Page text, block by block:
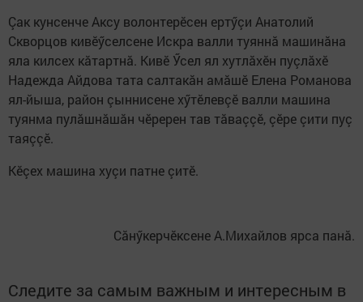
Çак кунсенче Аксу волонтерӗсен ертӳçи Анатолий
Скворцов кивӗӳселсене Искра валли туяннă машинăна
яла килсех кăтартнă. Кивӗ Ӳсел ял хутлăхӗн пуçлăхӗ
Надежда Айдова тата салтакăн амăшӗ Елена Романова
ял-йыша, район çыннисене хӳтӗлевçӗ валли машина
туянма пулăшнăшăн чӗререн тав тăваççӗ, çӗре çити пуç
таяççӗ.
Кӗçех машина хуçи патне çитӗ.
Сăнӳкерчӗксене А.Михайлов ярса панă.
Следите за самым важным и интересным в